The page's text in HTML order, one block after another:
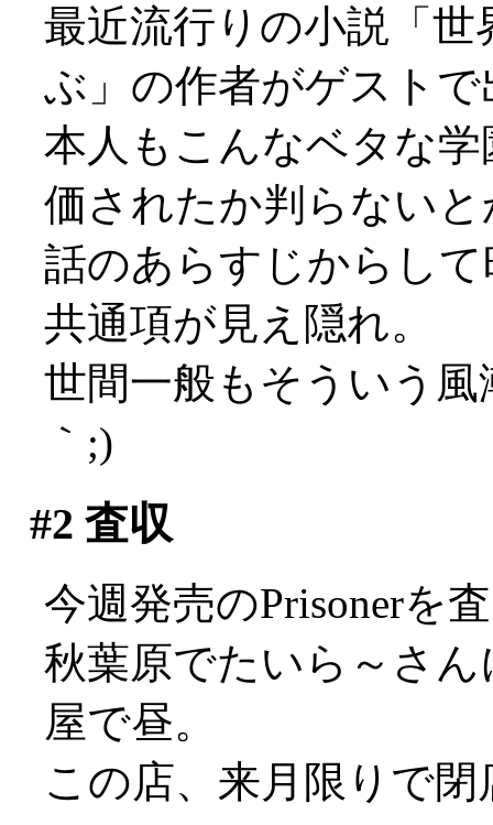
最近流行りの小説「
ぶ」の作者がゲスト
本人もこんなベタな
価されたか判らないと
話のあらすじからし
共通項が見え隠れ。
世間一般もそういう
｀;)
#2 査収
今週発売のPrisonerを
秋葉原でたいら～さ
屋で昼。
この店、来月限りで